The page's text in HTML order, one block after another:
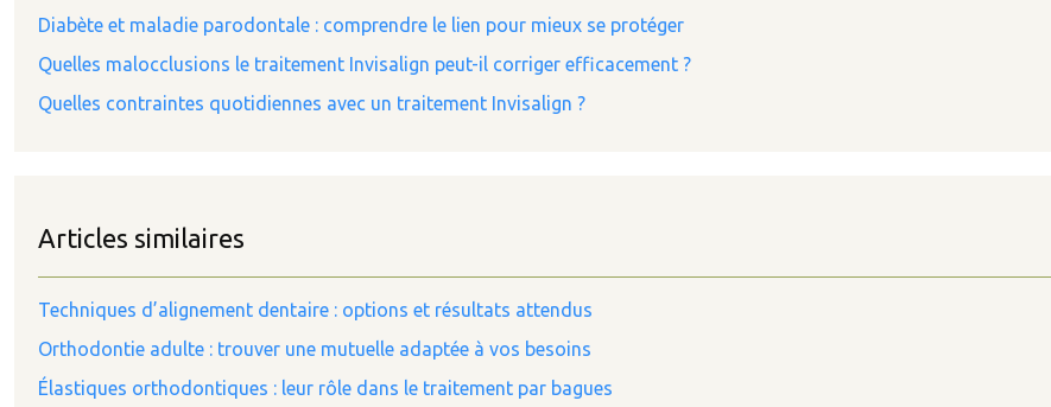
Diabète et maladie parodontale : comprendre le lien pour mieux se protéger
Quelles malocclusions le traitement Invisalign peut-il corriger efficacement ?
Quelles contraintes quotidiennes avec un traitement Invisalign ?
Articles similaires
Techniques d’alignement dentaire : options et résultats attendus
Orthodontie adulte : trouver une mutuelle adaptée à vos besoins
Élastiques orthodontiques : leur rôle dans le traitement par bagues